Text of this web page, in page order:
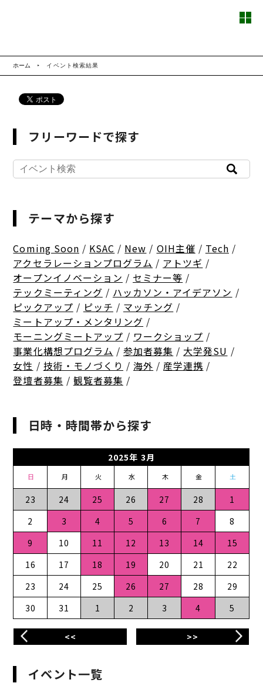
ホーム イベント検索結果
フリーワードで探す
テーマから探す
Coming Soon / KSAC / New / OIH主催 / Tech /
アクセラレーションプログラム / アトツギ /
オープンイノベーション / セミナー等 /
テックミーティング / ハッカソン・アイデアソン /
ピックアップ / ピッチ / マッチング /
ミートアップ・メンタリング /
モーニングミートアップ / ワークショップ /
事業化構想プログラム / 参加者募集 / 大学発SU /
女性 / 技術・モノづくり / 海外 / 産学連携 /
登壇者募集 / 観覧者募集 /
日時・時間帯から探す
<<
2025年 3月
>>
日 月 火 水 木 金 土
23 24 25 26 27 28
1
2
3 4 5 6 7
8
9
10 11 12 13 14
15
16
17 18 19 20 21
22
23
24 25 26 27 28
29
30
31 1 2 3 4 5
イベント一覧